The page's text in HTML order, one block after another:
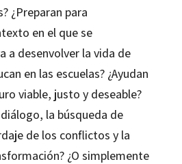
¿Preparan para
en el que se
a desenvolver la vida de
en las escuelas? ¿Ayudan
viable, justo y deseable?
la búsqueda de
de los conflictos y la
¿O simplemente